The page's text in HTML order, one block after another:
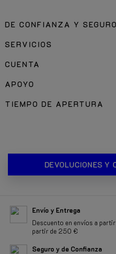
DE CONFIANZA Y SEGURO
SERVICIOS
CUENTA
APOYO
TIEMPO DE APERTURA
DEVOLUCIONES Y
Envío y Entrega
Descuento en envíos a
partir de 250 €
Seguro y de Confianza